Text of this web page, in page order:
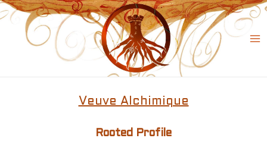
Skip
to
content
Veuve Alchimique
Rooted Profile